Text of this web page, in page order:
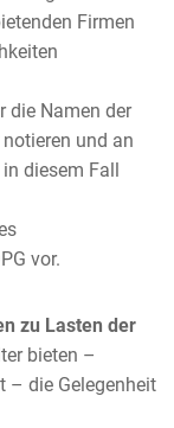
Firmen
die Namen der
und an
diesem Fall
vor.
zu Lasten der
bieten –
– die Gelegenheit